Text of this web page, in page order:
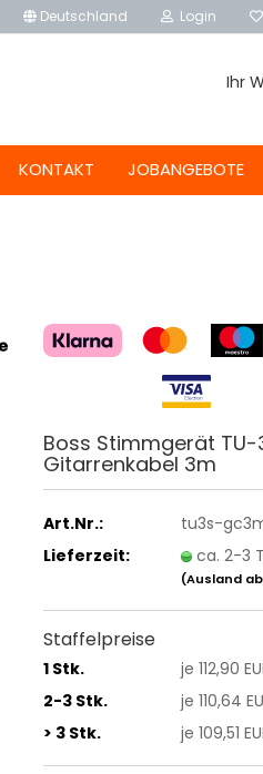
Deutschland Login
Ihr
KONTAKT JOBANGEBOTE
Boss Stimmgerät TU-
Gitarrenkabel 3m
Art.Nr.:
tu3s-
Lieferzeit:
ca. 2-3
(Ausland
Staffelpreise
1 Stk.
je 112,90
2-3 Stk.
je 110,64
> 3 Stk.
je 109,51